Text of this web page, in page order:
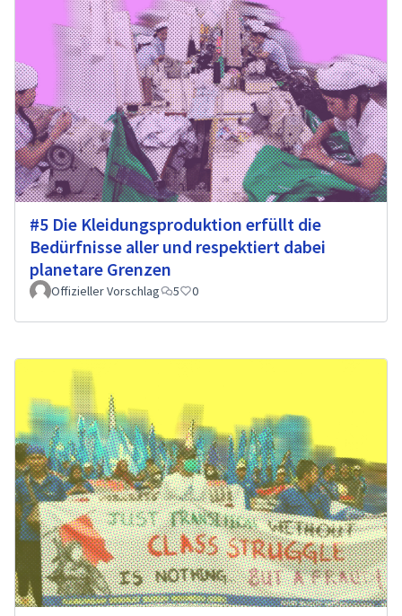
#5 Die Kleidungsproduktion erfüllt die
Bedürfnisse aller und respektiert dabei
planetare Grenzen
Offizieller Vorschlag 5 0